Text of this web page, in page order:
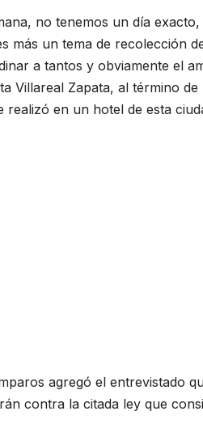
no tenemos un día
más un tema de recolección
a tantos y obviamente el
Villareal Zapata, al término
realizó en un hotel de esta
agregó el entrevistado
contra la citada ley que